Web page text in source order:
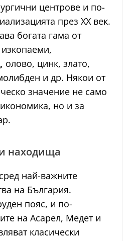
центрове и по-
през XX век.
богата гама от
олово, цинк, злато,
и др. Някои от
значение не само
но и за
находища
най-важните
на България.
пояс, и по-
на Асарел, Медет и
класически